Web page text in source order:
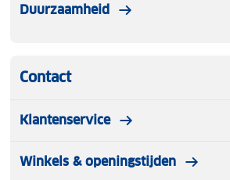
Duurzaamheid
Contact
Klantenservice
Winkels & openingstijden